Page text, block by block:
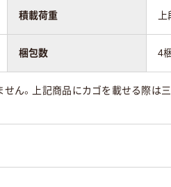
積載荷重
梱包数 4
せん。上記商品にカゴを載せる際